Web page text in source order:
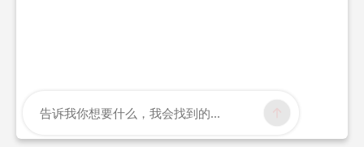
告诉我你想要什么，我会找到的...